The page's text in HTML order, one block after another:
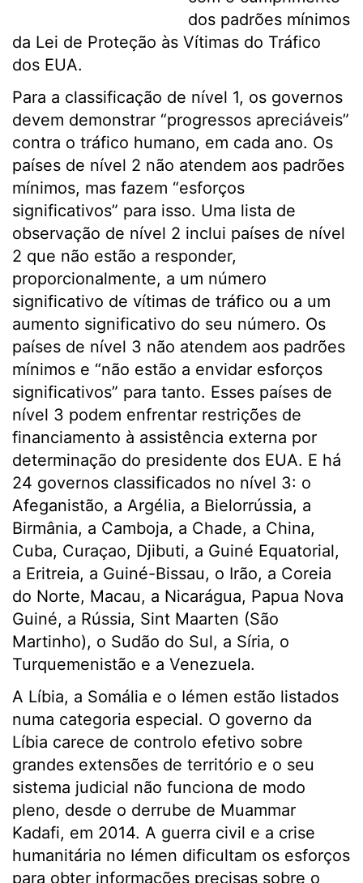
dos padrões mínimos
da Lei de Proteção às Vítimas do Tráfico
dos EUA.
Para a classificação de nível 1, os governos
devem demonstrar “progressos apreciáveis”
contra o tráfico humano, em cada ano. Os
países de nível 2 não atendem aos padrões
mínimos, mas fazem “esforços
significativos” para isso. Uma lista de
observação de nível 2 inclui países de nível
2 que não estão a responder,
proporcionalmente, a um número
significativo de vítimas de tráfico ou a um
aumento significativo do seu número. Os
países de nível 3 não atendem aos padrões
mínimos e “não estão a envidar esforços
significativos” para tanto. Esses países de
nível 3 podem enfrentar restrições de
financiamento à assistência externa por
determinação do presidente dos EUA. E há
24 governos classificados no nível 3: o
Afeganistão, a Argélia, a Bielorrússia, a
Birmânia, a Camboja, a Chade, a China,
Cuba, Curaçao, Djibuti, a Guiné Equatorial,
a Eritreia, a Guiné-Bissau, o Irão, a Coreia
do Norte, Macau, a Nicarágua, Papua Nova
Guiné, a Rússia, Sint Maarten (São
Martinho), o Sudão do Sul, a Síria, o
Turquemenistão e a Venezuela.
A Líbia, a Somália e o Iémen estão listados
numa categoria especial. O governo da
Líbia carece de controlo efetivo sobre
grandes extensões de território e o seu
sistema judicial não funciona de modo
pleno, desde o derrube de Muammar
Kadafi, em 2014. A guerra civil e a crise
humanitária no Iémen dificultam os esforços
para obter informações precisas sobre o